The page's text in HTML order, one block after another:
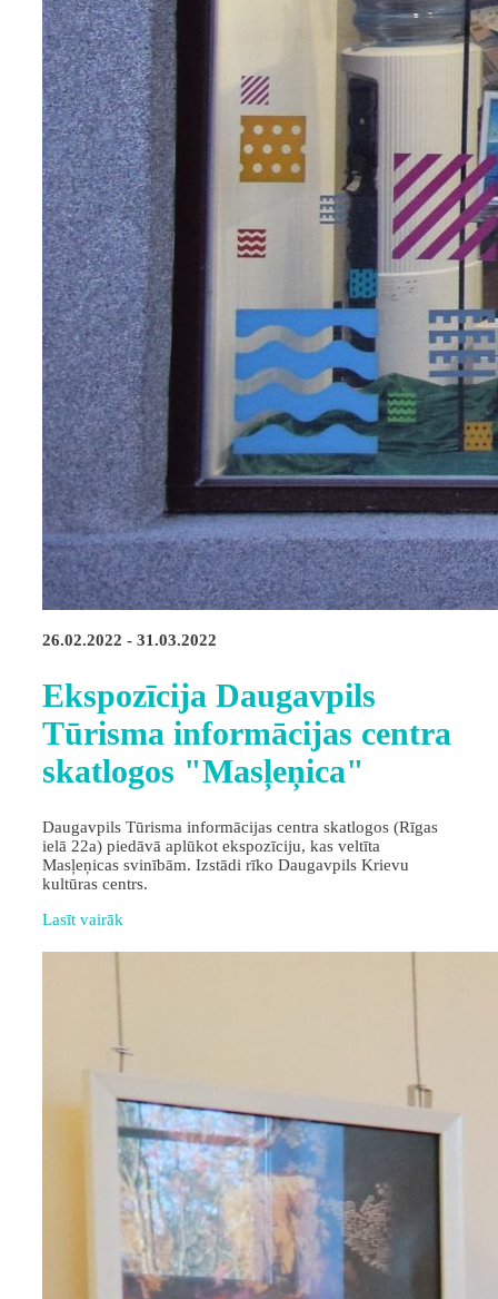
26.02.2022 - 31.03.2022
Ekspozīcija Daugavpils
Tūrisma informācijas centra
skatlogos "Masļeņica"
Daugavpils Tūrisma informācijas centra skatlogos (Rīgas
ielā 22a) piedāvā aplūkot ekspozīciju, kas veltīta
Masļeņicas svinībām. Izstādi rīko Daugavpils Krievu
kultūras centrs.
Lasīt vairāk